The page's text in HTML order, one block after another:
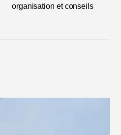
organisation et conseils